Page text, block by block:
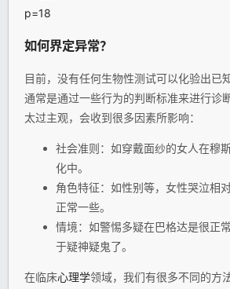
p=18
如何界定异常？
目前，没有任何生物性测试可以化验出已
通常是通过一些行为的判断标准来进行诊
太过主观，会收到很多因素所影响：
社会准则：如穿戴面纱的女人在穆
化中。
角色特征：如性别等，女性哭泣相
正常一些。
情境：如警惕多疑在巴格达是很正
于疑神疑鬼了。
在临床心理学领域，我们有很多不同的方